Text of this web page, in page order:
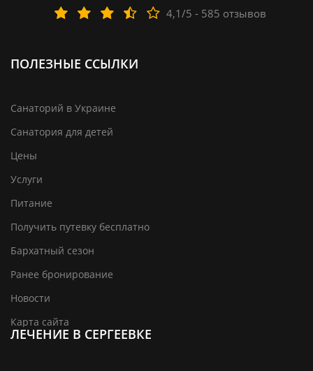
4,1/5 - 585 отзывов
ПОЛЕЗНЫЕ ССЫЛКИ
Санаторий в Украине
Санатория для детей
Цены
Услуги
Питание
Получить путевку бесплатно
Бархатный сезон
Ранее бронирование
Новости
Карта сайта
ЛЕЧЕНИЕ В СЕРГЕЕВКЕ